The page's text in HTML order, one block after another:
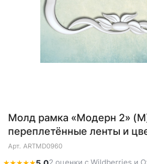
Молд рамка «Модерн 2»
переплетённые ленты и
Арт. ARTMD0960